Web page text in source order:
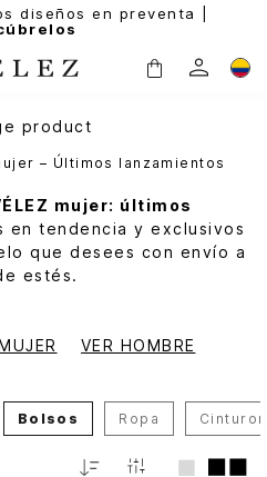
diseños en preventa |
– Últimos lanzamientos
mujer: últimos
en tendencia y exclusivos
que desees con envío a
estés.
VER HOMBRE
Bolsos Ropa
Relevancia